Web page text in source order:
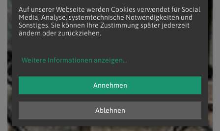
Auf unserer Webseite werden Cookies verwendet für Social
Media, Analyse, systemtechnische Notwendigkeiten und
Sonstiges. Sie können Ihre Zustimmung später jederzeit
ändern oder zurückziehen.
Weitere Informationen anzeigen...
Ablehnen
Annehmen